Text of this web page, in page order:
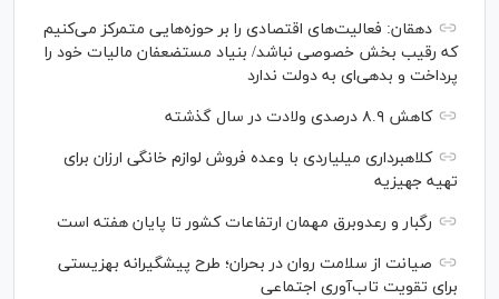
دهقان: فعالیت‌های اقتصادی را بر حوزه‌هایی متمرکز می‌کنیم
که رقیب بخش خصوصی نباشد/ بنیاد مستضعفان مالیات خود را
پرداخت و بدهی‌ای به دولت ندارد
کاهش ۸.۹ درصدی ولادت در سال گذشته
کلاهبرداری میلیاردی با وعده فروش لوازم خانگی ارزان برای
تهیه جهیزیه
رگبار و رعدوبرق مهمان ارتفاعات کشور تا پایان هفته است
صیانت از سلامت روان در بحران؛ طرح پیشگیرانه بهزیستی
برای تقویت تاب‌آوری اجتماعی